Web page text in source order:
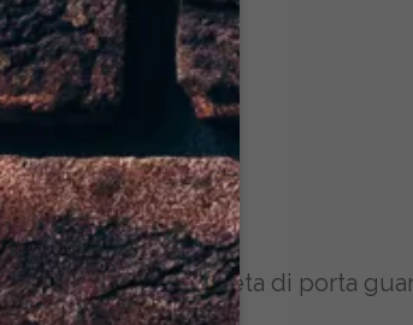
completa di porta